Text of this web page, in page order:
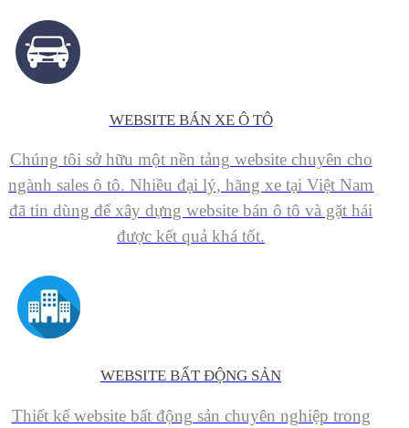
WEBSITE BÁN XE Ô TÔ
Chúng tôi sở hữu một nền tảng website chuyên cho
ngành sales ô tô. Nhiều đại lý, hãng xe tại Việt Nam
đã tin dùng để xây dựng website bán ô tô và gặt hái
được kết quả khá tốt.
WEBSITE BẤT ĐỘNG SẢN
Thiết kế website bất động sản chuyên nghiệp trong